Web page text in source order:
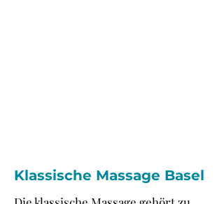
Klassische Massage Basel